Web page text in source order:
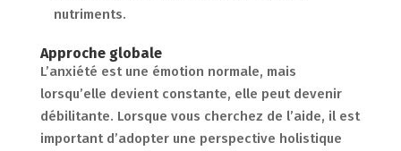
nutriments.
Approche globale
L’anxiété est une émotion normale, mais
lorsqu’elle devient constante, elle peut devenir
débilitante. Lorsque vous cherchez de l’aide, il est
important d’adopter une perspective holistique